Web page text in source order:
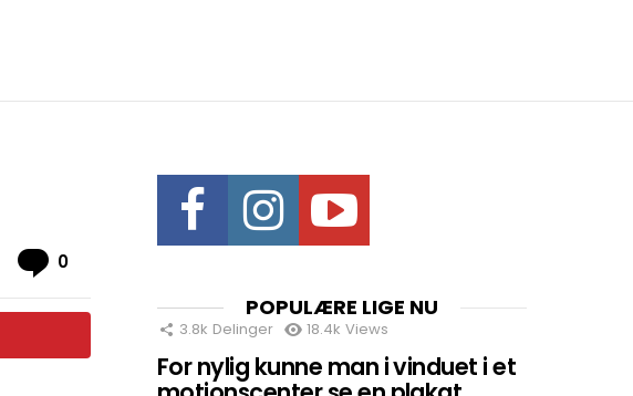
0
Facebook Instagram Youtube
POPULÆRE LIGE NU
3.8k Delinger 18.4k Views
For nylig kunne man i vinduet i et